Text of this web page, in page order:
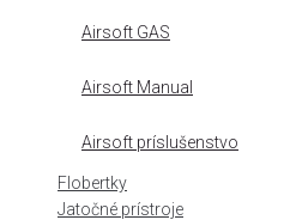
Airsoft GAS
Airsoft Manual
Airsoft príslušenstvo
Flobertky
Jatočné prístroje